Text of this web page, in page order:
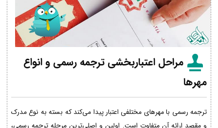
مراحل اعتباربخشی ترجمه رسمی و انواع
مهرها
ترجمه رسمی با مهرهای مختلفی اعتبار پیدا می‌کند که بسته به نوع مدرک
و مقصد ارائه آن متفاوت است. اولین و اصلی‌ترین مرحله ترجمه رسمی،